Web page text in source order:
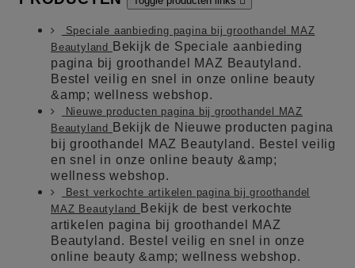
Speciale aanbieding pagina bij groothandel MAZ
Beautyland
Bekijk de Speciale aanbieding
pagina bij groothandel MAZ Beautyland.
Bestel veilig en snel in onze online beauty
&amp; wellness webshop.
Nieuwe producten pagina bij groothandel MAZ
Beautyland
Bekijk de Nieuwe producten pagina
bij groothandel MAZ Beautyland. Bestel veilig
en snel in onze online beauty &amp;
wellness webshop.
Best verkochte artikelen pagina bij groothandel
MAZ Beautyland
Bekijk de best verkochte
artikelen pagina bij groothandel MAZ
Beautyland. Bestel veilig en snel in onze
online beauty &amp; wellness webshop.